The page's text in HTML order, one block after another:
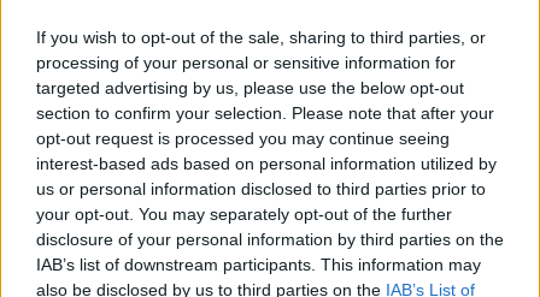
If you wish to opt-out of the sale, sharing to third parties, or
processing of your personal or sensitive information for
targeted advertising by us, please use the below opt-out
section to confirm your selection. Please note that after your
opt-out request is processed you may continue seeing
interest-based ads based on personal information utilized by
us or personal information disclosed to third parties prior to
your opt-out. You may separately opt-out of the further
disclosure of your personal information by third parties on the
IAB’s list of downstream participants. This information may
also be disclosed by us to third parties on the IAB’s List of
Žiūrimiausi įrašai
00:00:30
Vaizdai iš tragiškos avarijos Vilniaus r.: dviejų moterų ir
vaiko gyvybių išgelbėti nepavyko
Žinios | Lietuvos diena